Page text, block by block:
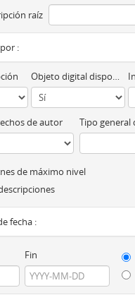
raíz
:
Objeto digital disponibles
de autor Tipo general
de máximo nivel
fecha :
Fin